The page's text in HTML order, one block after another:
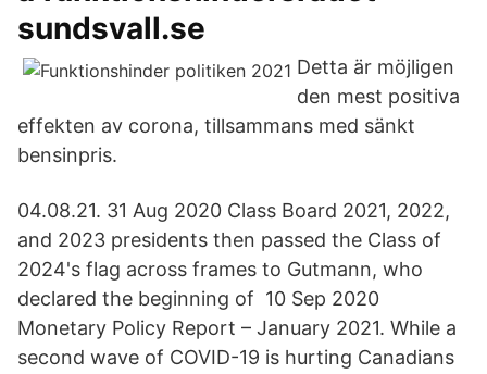
sundsvall.se
Detta är möjligen
den mest positiva
effekten av corona, tillsammans med sänkt
bensinpris.
04.08.21. 31 Aug 2020 Class Board 2021, 2022,
and 2023 presidents then passed the Class of
2024's flag across frames to Gutmann, who
declared the beginning of 10 Sep 2020
Monetary Policy Report – January 2021. While a
second wave of COVID-19 is hurting Canadians